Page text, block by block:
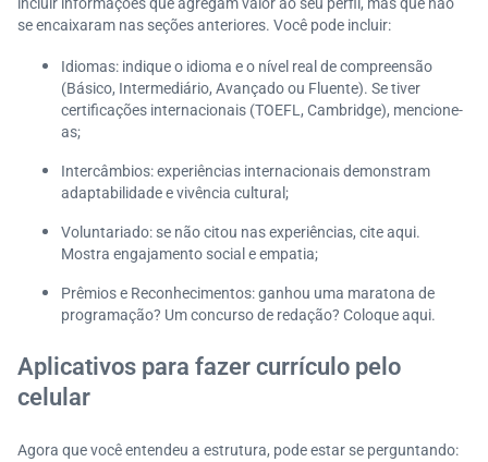
se encaixaram nas seções anteriores. Você pode incluir:
Idiomas: indique o idioma e o nível real de compreensão
(Básico, Intermediário, Avançado ou Fluente). Se tiver
certificações internacionais (TOEFL, Cambridge), mencione-
as;
Intercâmbios: experiências internacionais demonstram
adaptabilidade e vivência cultural;
Voluntariado: se não citou nas experiências, cite aqui.
Mostra engajamento social e empatia;
Prêmios e Reconhecimentos: ganhou uma maratona de
programação? Um concurso de redação? Coloque aqui.
Aplicativos para fazer currículo pelo
celular
Agora que você entendeu a estrutura, pode estar se perguntando: